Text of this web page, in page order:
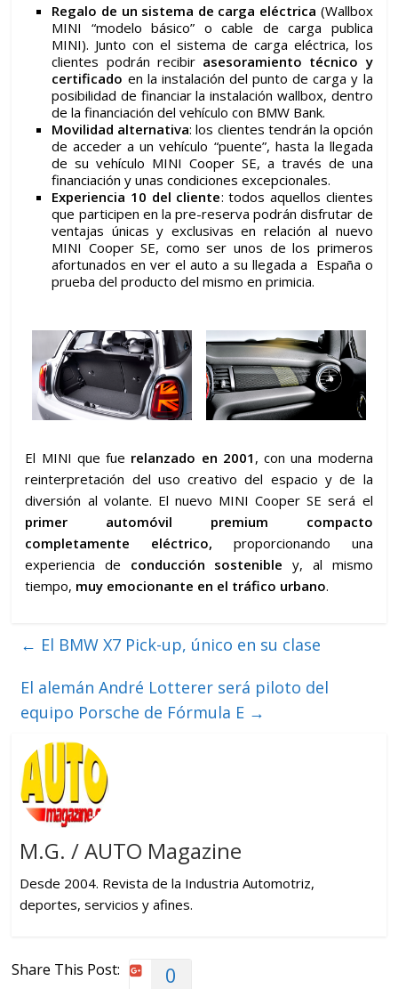
Regalo de un sistema de carga eléctrica (Wallbox
MINI “modelo básico” o cable de carga publica
MINI). Junto con el sistema de carga eléctrica, los
clientes podrán recibir asesoramiento técnico y
certificado en la instalación del punto de carga y la
posibilidad de financiar la instalación wallbox, dentro
de la financiación del vehículo con BMW Bank.
Movilidad alternativa: los clientes tendrán la opción
de acceder a un vehículo “puente”, hasta la llegada
de su vehículo MINI Cooper SE, a través de una
financiación y unas condiciones excepcionales.
Experiencia 10 del cliente: todos aquellos clientes
que participen en la pre-reserva podrán disfrutar de
ventajas únicas y exclusivas en relación al nuevo
MINI Cooper SE, como ser unos de los primeros
afortunados en ver el auto a su llegada a España o
prueba del producto del mismo en primicia.
El MINI que fue relanzado en 2001 , con una moderna
reinterpretación del uso creativo del espacio y de la
diversión al volante. El nuevo MINI Cooper SE será el
primer automóvil premium compacto
completamente eléctrico, proporcionando una
experiencia de conducción sostenible y, al mismo
tiempo, muy emocionante en el tráfico urbano.
← El BMW X7 Pick-up, único en su clase
El alemán André Lotterer será piloto del
equipo Porsche de Fórmula E →
M.G. / AUTO Magazine
Desde 2004. Revista de la Industria Automotriz,
deportes, servicios y afines.
Share This Post: 0